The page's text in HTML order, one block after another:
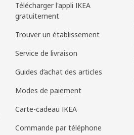
Télécharger l'appli IKEA
gratuitement
Trouver un établissement
Service de livraison
Guides d’achat des articles
Modes de paiement
Carte-cadeau IKEA
Commande par téléphone